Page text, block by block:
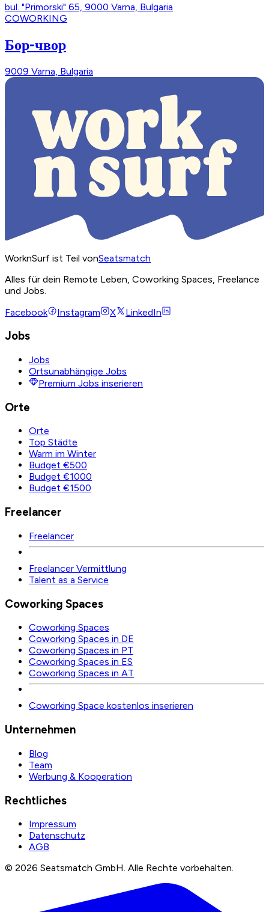
bul. "Primorski" 65, 9000 Varna, Bulgaria
COWORKING
Бор-чвор
9009 Varna, Bulgaria
WorknSurf ist Teil vonSeatsmatch
Alles für dein Remote Leben, Coworking Spaces, Freelance
und Jobs.
Facebook
Instagram X LinkedIn
Jobs
Jobs
Ortsunabhängige Jobs
Premium Jobs inserieren
Orte
Orte
Top Städte
Warm im Winter
Budget €500
Budget €1000
Budget €1500
Freelancer
Freelancer
Freelancer Vermittlung
Talent as a Service
Coworking Spaces
Coworking Spaces
Coworking Spaces in DE
Coworking Spaces in PT
Coworking Spaces in ES
Coworking Spaces in AT
Coworking Space kostenlos inserieren
Unternehmen
Blog
Team
Werbung & Kooperation
Rechtliches
Impressum
Datenschutz
AGB
© 2026 Seatsmatch GmbH. Alle Rechte vorbehalten.